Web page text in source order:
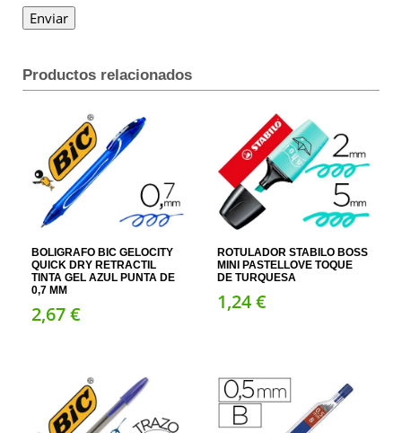
Productos relacionados
BOLIGRAFO BIC GELOCITY
QUICK DRY RETRACTIL
TINTA GEL AZUL PUNTA DE
0,7 MM
2,67 €
ROTULADOR STABILO BOSS
MINI PASTELLOVE TOQUE
DE TURQUESA
1,24€